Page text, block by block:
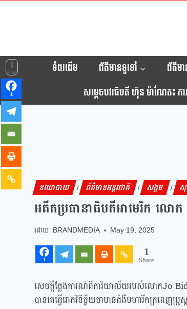
ទំពរដើម ព័ត៌មានទូទៅ ព័ត៌មា
សម្តេចបវរធិបតី ហ៊ុន ម៉ាណែត៖ កា
នយោបាយ | ព័ត៌មានអន្តរជាតិ | សង្គម | សុ
អតីតប្រធានាធិបតីអាមេរិក លោ
BRANDMEDIA May 19, 2025
1
1
Share
សេចក្តីថ្លែងការណ៍ពីការិយាល័យរបស់លោកJo
បានគេធ្វើរោគវិនិច្ឆ័យថាមានជំងឺមហារីកក្រពេញប្
1
Share
1